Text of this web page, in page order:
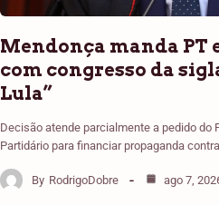
Mendonça manda PT
com congresso da
Lula”
Decisão atende parcialmente a pedido do
Partidário para financiar propaganda
By RodrigoDobre ago 7,